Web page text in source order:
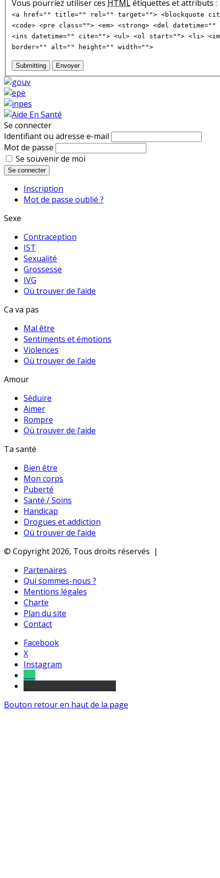
Vous pourriez utiliser ces HTMLétiquettes et attributs :
<a href="" title="" rel="" target=""> <blockquote
<code> <pre class=""> <em> <strong> <del
<ins datetime="" cite=""> <ul> <ol start=""> <li>
border="" alt="" height="" width="">
Submitting Envoyer
Se connecter
Identifiant ou adresse e-mail
Mot de passe
Se souvenir de moi
Se connecter
Inscription
Mot de passe oublié ?
Sexe
Contraception
IST
Sexualité
Grossesse
IVG
Où trouver de l’aide
Ca va pas
Mal être
Sentiments et émotions
Violences
Où trouver de l’aide
Amour
Séduire
Aimer
Rompre
Où trouver de l’aide
Ta santé
Bien être
Mon corps
Puberté
Santé / Soins
Handicap
Drogues et addiction
Où trouver de l’aide
© Copyright 2026, Tous droits réservés |
Partenaires
Qui sommes-nous ?
Mentions légales
Charte
Plan du site
Contact
Facebook
X
Instagram
Bouton retour en haut de la page